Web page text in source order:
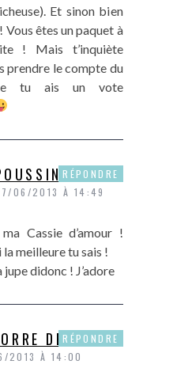
Et sinon bien
Vous êtes un paquet à
! Mais t’inquiète
prendre le compte du
tu ais un vote
06/2013 À 14:49
ma Cassie d’amour !
la meilleure tu sais !
didonc ! J’adore
RÉPONDRE
DE P&P
2013 À 14:00
RÉPONDRE